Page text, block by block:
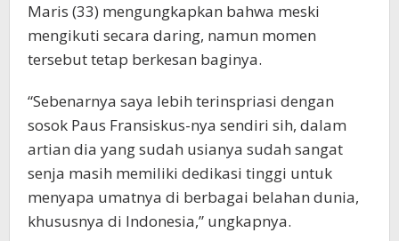
Maris (33) mengungkapkan bahwa meski
mengikuti secara daring, namun momen
tersebut tetap berkesan baginya.
“Sebenarnya saya lebih terinspriasi dengan
sosok Paus Fransiskus-nya sendiri sih, dalam
artian dia yang sudah usianya sudah sangat
senja masih memiliki dedikasi tinggi untuk
menyapa umatnya di berbagai belahan dunia,
khususnya di Indonesia,” ungkapnya.